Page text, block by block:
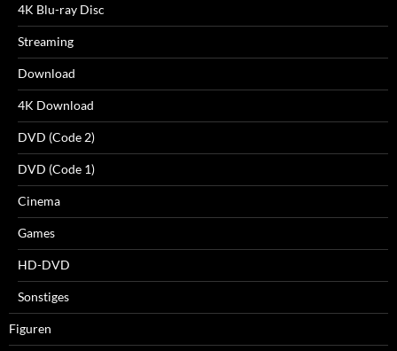
4K Blu-ray Disc
Streaming
Download
4K Download
DVD (Code 2)
DVD (Code 1)
Cinema
Games
HD-DVD
Sonstiges
Figuren